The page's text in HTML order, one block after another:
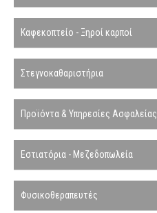
Καφεκοπτείο - Ξηροί καρποί
Στεγνοκαθαριστήρια
Προϊόντα & Υπηρεσίες Ασφαλείας
Εστιατόρια - Μεζεδοπωλεία
Φυσικοθεραπευτές